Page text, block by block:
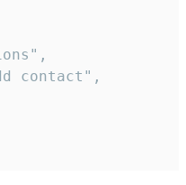
contact",